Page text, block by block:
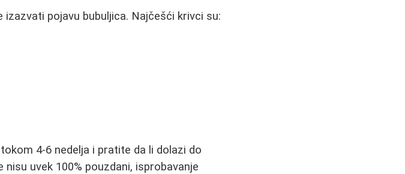
pojavu bubuljica. Najčešći krivci su:
4-6 nedelja i pratite da li dolazi do
uvek 100% pouzdani, isprobavanje